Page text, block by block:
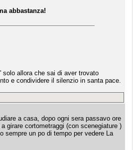
abbastanza!
solo allora che sai di aver trovato
e condividere il silenzio in santa pace.
a casa, dopo ogni sera passavo ore
girare cortometraggi (con scenegiature )
sempre un po di tempo per vedere La